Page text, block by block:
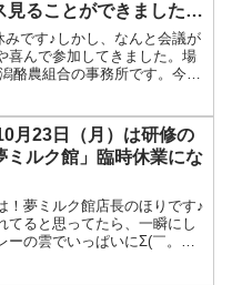
見ることができました
です♪しかし、なんと会議が
喜んで参加してきました。場
酪農組合の事務所です。今日
月23日（月）は研修の
ミルク館」臨時休業にな
！夢ミルク館店長のほりです♪
てると思ってたら、一瞬にし
ーの雲でいっぱいにΣ(￣。￣